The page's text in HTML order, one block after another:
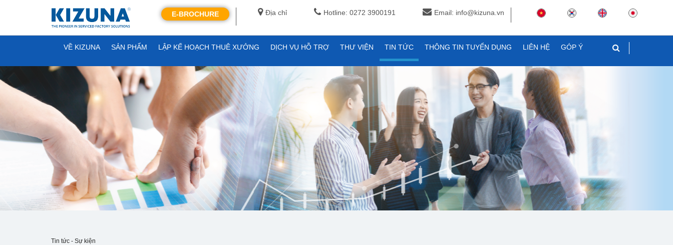
Địa chỉ Hotline: 0272 3900191 Email: info@kizuna.vn
E-BROCHURE
VỀ KIZUNA SẢN PHẨM LẬP KẾ HOẠCH THUÊ XƯỞNG DỊCH VỤ HỖ TRỢ THƯ VIỆN TIN TỨC THÔNG TIN TUYỂN DỤNG LIÊN HỆ GÓP Ý
Tin tức - Sự kiện